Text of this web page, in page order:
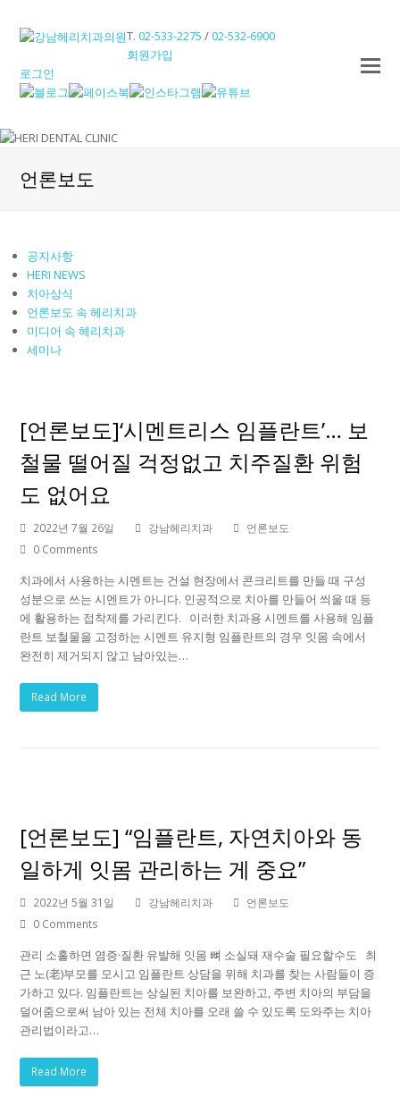
T.02-533-2275 /02-532-6900
회원가입
로그인
언론보도
공지사항
HERI NEWS
치아상식
언론보도 속 헤리치과
미디어 속 헤리치과
세미나
[언론보도]‘시멘트리스 임플란트’… 보
철물 떨어질 걱정없고 치주질환 위험
도 없어요
2022년 7월 26일 강남헤리치과
언론보도
0 Comments
치과에서 사용하는 시멘트는 건설 현장에서 콘크리트를 만들 때 구성
성분으로 쓰는 시멘트가 아니다. 인공적으로 치아를 만들어 씌울 때 등
에 활용하는 접착제를 가리킨다. 이러한 치과용 시멘트를 사용해 임플
란트 보철물을 고정하는 시멘트 유지형 임플란트의 경우 잇몸 속에서
완전히 제거되지 않고 남아있는…
Read More
[언론보도] “임플란트, 자연치아와 동
일하게 잇몸 관리하는 게 중요”
2022년 5월 31일 강남헤리치과
언론보도
0 Comments
관리 소홀하면 염증·질환 유발해 잇몸 뼈 소실돼 재수술 필요할수도 최
근 노(老)부모를 모시고 임플란트 상담을 위해 치과를 찾는 사람들이 증
가하고 있다. 임플란트는 상실된 치아를 보완하고, 주변 치아의 부담을
덜어줌으로써 남아 있는 전체 치아를 오래 쓸 수 있도록 도와주는 치아
관리법이라고…
Read More